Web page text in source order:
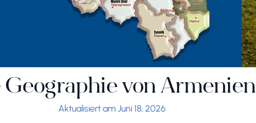
Geographie von Armenien
Aktualisiert am Juni 18, 2026